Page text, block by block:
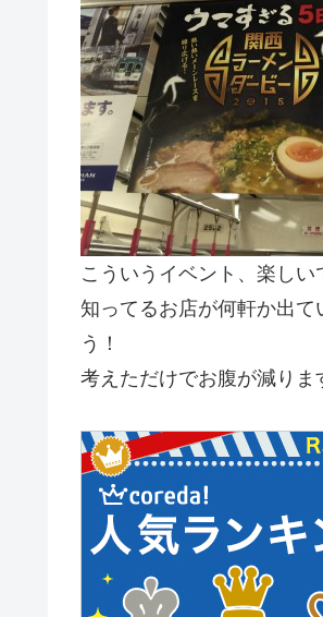
こういうイベント、楽しい
知ってるお店が何軒か出
う！
考えただけでお腹が減りま